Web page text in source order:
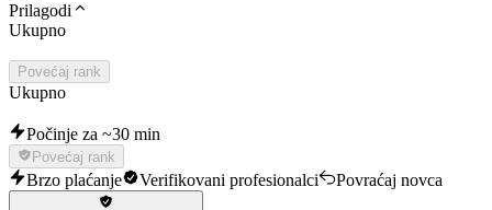
Prilagodi
Ukupno
Povećaj rank
Ukupno
Počinje za ~30 min
Povećaj rank
Brzo plaćanje Verifikovani profesionalci Povraćaj novca